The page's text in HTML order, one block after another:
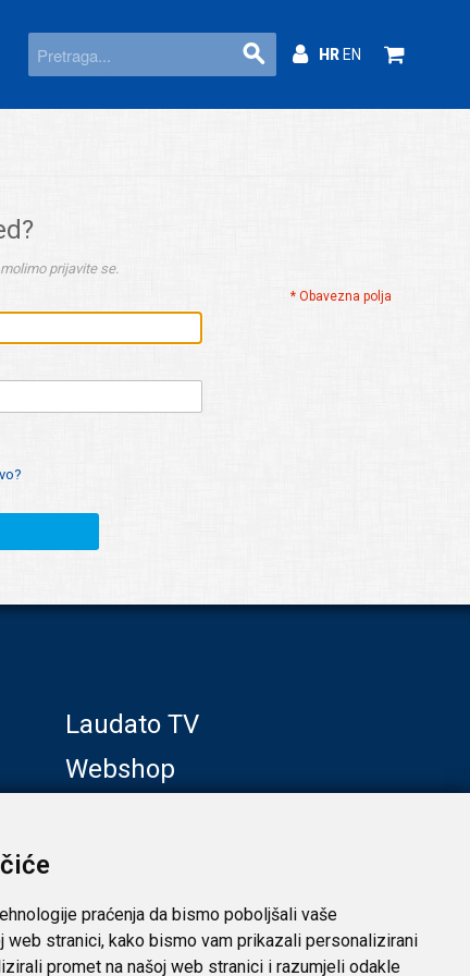
praćenja da bismo poboljšali vaše
web stranici, kako bismo vam prikazali personalizirani
promet na našoj web stranici i razumjeli odakle
HREN
prijavite se.
* Obavezna polja
Laudato TV
Webshop